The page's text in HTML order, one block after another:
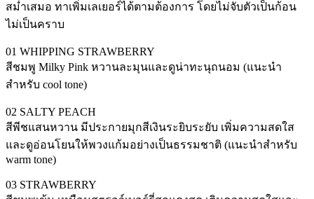
สม่ำเสมอ ทาเพิ่มเลเยอร์ได้ตามต้องการ โดยไม่จับตัวเป็นก้อน
ไม่เป็นคราบ
01 WHIPPING STRAWBERRY
สีชมพู Milky Pink หวานละมุนและดูน่าทะนุถนอม (แนะนำ
สำหรับ cool tone)
02 SALTY PEACH
สีพีชแสนหวาน มีประกายมุกสีเงินระยิบระยับ เพิ่มความสดใส
และดูอ่อนโยนให้พวงแก้มอย่างเป็นธรรมชาติ (แนะนำสำหรับ
warm tone)
03 STRAWBERRY